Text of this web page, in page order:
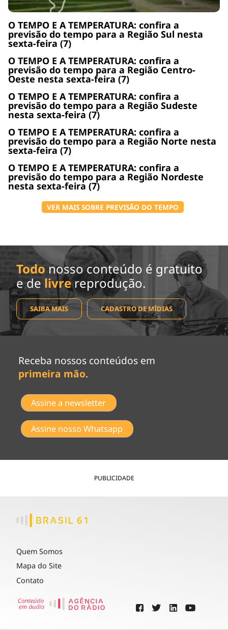
O TEMPO E A TEMPERATURA: confira a
previsão do tempo para a Região Sul nesta
sexta-feira (7)
O TEMPO E A TEMPERATURA: confira a
previsão do tempo para a Região Centro-
Oeste nesta sexta-feira (7)
O TEMPO E A TEMPERATURA: confira a
previsão do tempo para a Região Sudeste
nesta sexta-feira (7)
O TEMPO E A TEMPERATURA: confira a
previsão do tempo para a Região Norte nesta
sexta-feira (7)
O TEMPO E A TEMPERATURA: confira a
previsão do tempo para a Região Nordeste
nesta sexta-feira (7)
VER MAIS SOBRE PREVISÃO DO TEMPO
Todo nosso conteúdo é gratuito
e de livrereprodução.
SAIBA MAIS CADASTRO DE MÍDIAS
Receba nossos conteúdos em
primeira mão.
Assine a newsletter
Assine nosso Whatsapp
PUBLICIDADE
Quem Somos
Mapa do Site
Contato